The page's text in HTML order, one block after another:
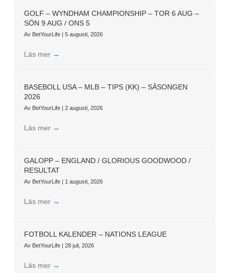
GOLF – WYNDHAM CHAMPIONSHIP – TOR 6 AUG –
SÖN 9 AUG / ONS 5
Av BetYourLife | 5 augusti, 2026
Läs mer →
BASEBOLL USA – MLB – TIPS (KK) – SÄSONGEN
2026
Av BetYourLife | 2 augusti, 2026
Läs mer →
GALOPP – ENGLAND / GLORIOUS GOODWOOD /
RESULTAT
Av BetYourLife | 1 augusti, 2026
Läs mer →
FOTBOLL KALENDER – NATIONS LEAGUE
Av BetYourLife | 28 juli, 2026
Läs mer →